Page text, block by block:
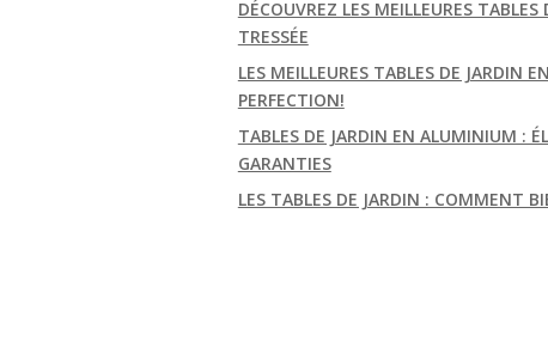
DÉCOUVREZ LES MEILLEURES TABLES
TRESSÉE
LES MEILLEURES TABLES DE JARDIN
PERFECTION!
TABLES DE JARDIN EN ALUMINIUM :
GARANTIES
LES TABLES DE JARDIN : COMMENT